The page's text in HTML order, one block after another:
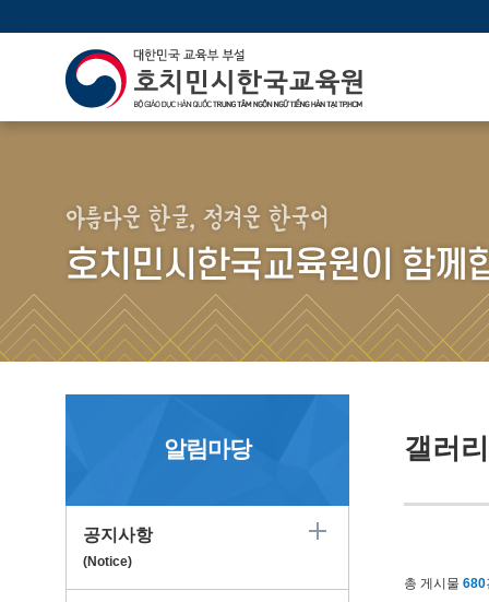
아름다운 한글, 정겨운 한국어
호치민시한국교육원이 함께
알림마당
공지사항
(Notice)
갤러
총 게시물 680